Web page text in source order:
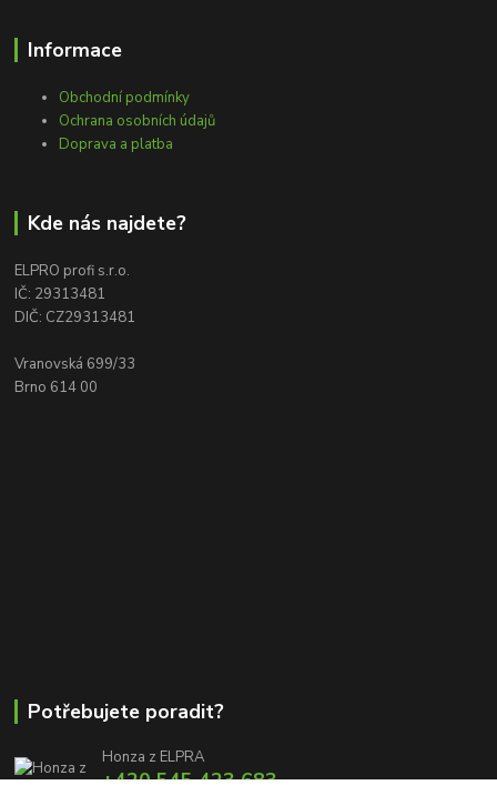
Informace
Obchodní podmínky
Ochrana osobních údajů
Doprava a platba
Kde nás najdete?
ELPRO profi s.r.o.
IČ: 29313481
DIČ: CZ29313481
Vranovská 699/33
Brno 614 00
Potřebujete poradit?
Honza z ELPRA
+420 545 423 683